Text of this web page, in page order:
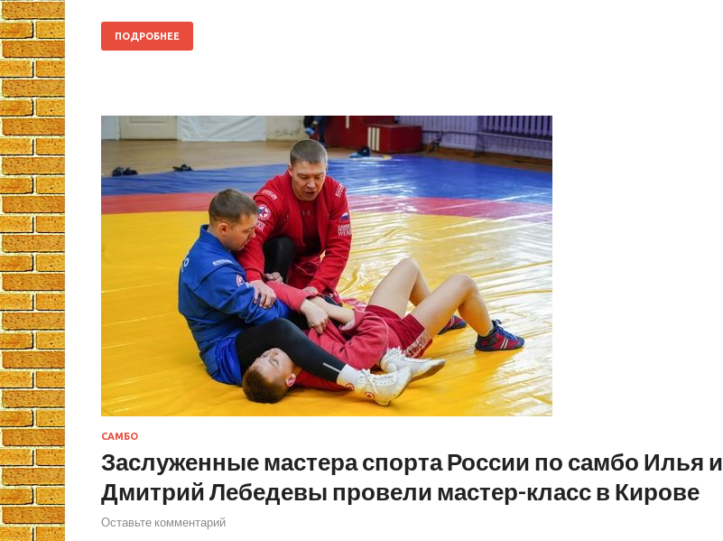
ПОДРОБНЕЕ
САМБО
Заслуженные мастера спорта России по самбо Илья и
Дмитрий Лебедевы провели мастер-класс в Кирове
Оставьте комментарий